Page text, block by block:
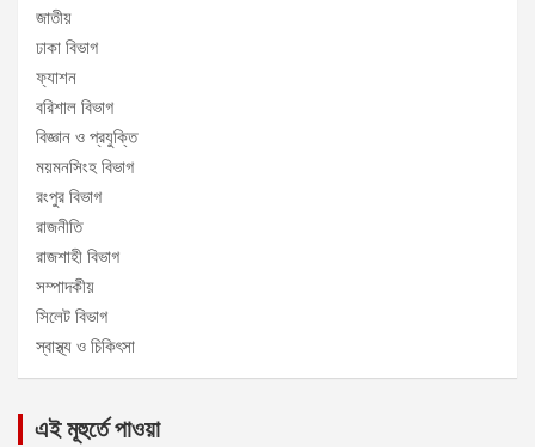
জাতীয়
ঢাকা বিভাগ
ফ্যাশন
বরিশাল বিভাগ
বিজ্ঞান ও প্রযুক্তি
ময়মনসিংহ বিভাগ
রংপুর বিভাগ
রাজনীতি
রাজশাহী বিভাগ
সম্পাদকীয়
সিলেট বিভাগ
স্বাস্থ্য ও চিকিৎসা
এই মূহুর্তে পাওয়া